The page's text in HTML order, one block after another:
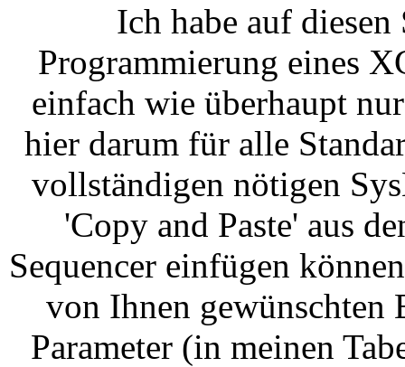
Ich habe auf
Programmierung eines
einfach wie überhaupt
hier darum für alle
vollständigen nötigen
'Copy and Paste' aus
Sequencer einfügen
von Ihnen gewünschten
Parameter (in meinen